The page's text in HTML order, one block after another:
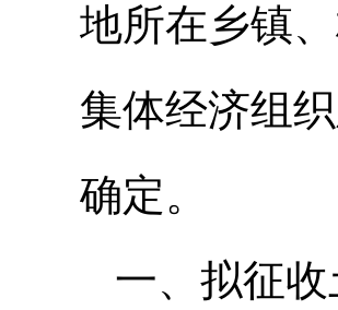
地所在乡镇
集体经济组
确定。
一、拟征